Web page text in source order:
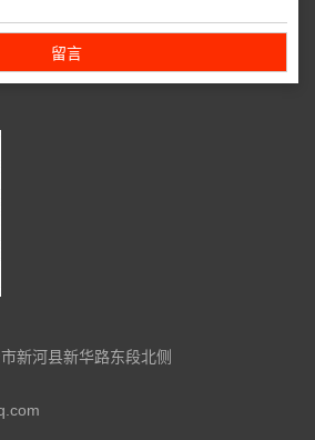
新河县新华路东段北侧